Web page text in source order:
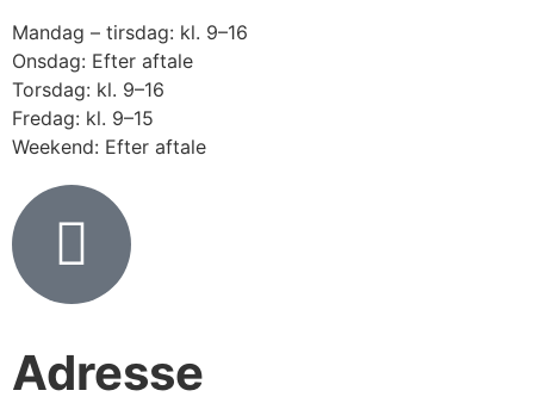
Mandag – tirsdag: kl. 9–16
Onsdag: Efter aftale
Torsdag: kl. 9–16
Fredag: kl. 9–15
Weekend: Efter aftale
Adresse